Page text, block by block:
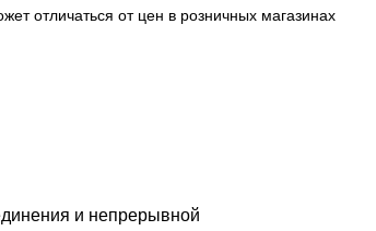
отличаться от цен в розничных магазинах
и непрерывной